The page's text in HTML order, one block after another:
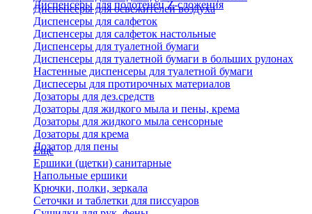
Диспенсеры для полотенец Z-сложения
Диспенсеры для освежителей воздуха
Диспенсеры для салфеток
Диспенсеры для салфеток настольные
Диспенсеры для туалетной бумаги
Диспенсеры для туалетной бумаги в больших рулонах
Настенные диспенсеры для туалетной бумаги
Диспесеры для протирочных материалов
Дозаторы для дез.средств
Дозаторы для жидкого мыла и пены, крема
Дозаторы для жидкого мыла сенсорные
Дозаторы для крема
Дозатор для пены
Еще
Ершики (щетки) санитарные
Напольные ершики
Крючки, полки, зеркала
Сеточки и таблетки для писсуаров